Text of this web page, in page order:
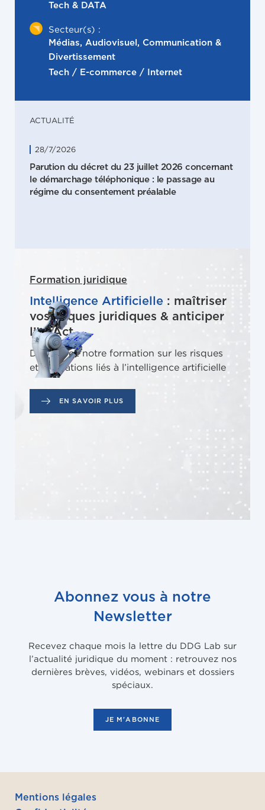
Tech & DATA
Secteur(s) :
Médias, Audiovisuel, Communication &
Divertissement
Tech / E-commerce / Internet
ACTUALITÉ
28/7/2026
Parution du décret du 23 juillet 2026 concernant
le démarchage téléphonique : le passage au
régime du consentement préalable
Formation juridique
Intelligence Artificielle : maîtriser
vos risques juridiques & anticiper
l’IA Act
Découvrez notre formation sur les risques
et obligations liés à l’intelligence artificielle
EN SAVOIR PLUS
Abonnez vous à notre
Newsletter
Recevez chaque mois la lettre du DDG Lab sur
l’actualité juridique du moment : retrouvez nos
dernières brèves, vidéos, webinars et dossiers
spéciaux.
JE M'ABONNE
Mentions légales